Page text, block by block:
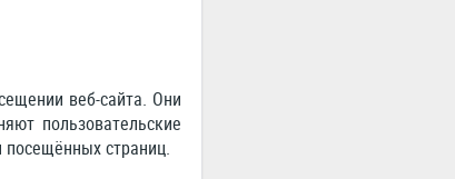
веб-сайта. Они
пользовательские
страниц.